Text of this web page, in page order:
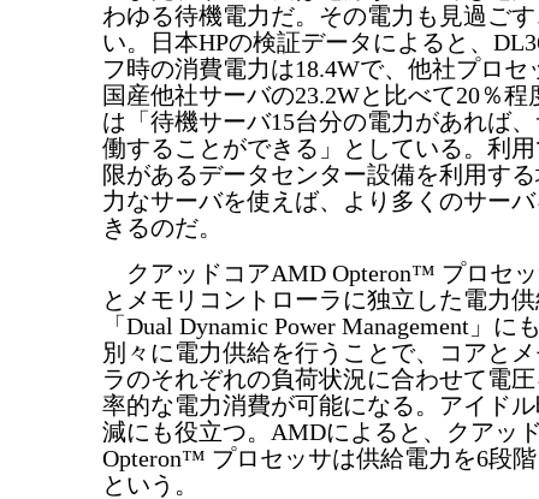
わゆる待機電力だ。その電力も見過ご
い。日本HPの検証データによると、
フ時の消費電力は18.4Wで、他社プロセ
国産他社サーバの23.2Wと比べて20％程
は「待機サーバ15台分の電力があれば
働することができる」としている。利
限があるデータセンター設備を利用す
力なサーバを使えば、より多くのサー
きるのだ。
クアッドコアAMD Opteron™ プロセッ
とメモリコントローラに独立した電力
「Dual Dynamic Power Management」に
別々に電力供給を行うことで、コアと
ラのそれぞれの負荷状況に合わせて電
率的な電力消費が可能になる。アイド
減にも役立つ。AMDによると、クアッ
Opteron™ プロセッサは供給電力を6段
という。